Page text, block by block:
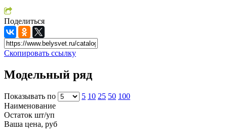
Поделиться
Скопировать ссылку
Модельный ряд
Показывать по 5 10 25 50 100
Наименование
Остаток шт/уп
Ваша цена, руб